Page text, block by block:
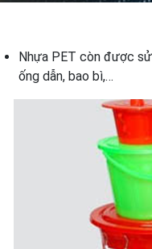
Nhựa PET còn được
ống dẫn, bao bì,…